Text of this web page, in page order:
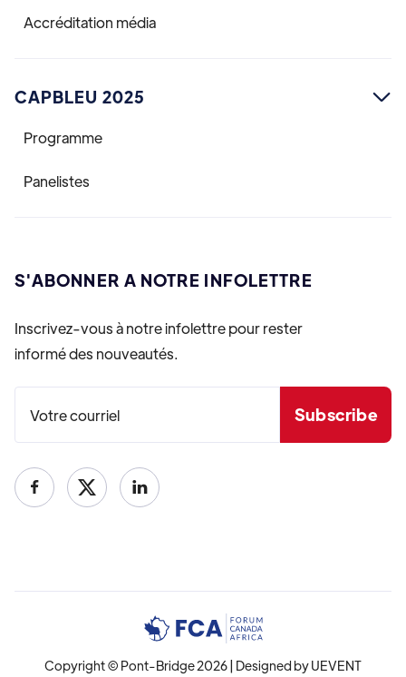
Accréditation média
CAPBLEU 2025 
Programme
Panelistes
S'ABONNER A NOTRE INFOLETTRE
Inscrivez-vous à notre infolettre pour rester
informé des nouveautés.
 
Copyright © Pont-Bridge 2026 | Designed byUEVENT